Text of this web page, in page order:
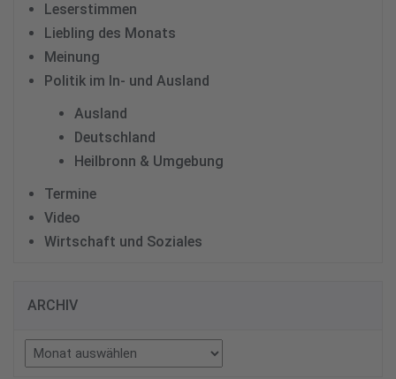
Leserstimmen
Liebling des Monats
Meinung
Politik im In- und Ausland
Ausland
Deutschland
Heilbronn & Umgebung
Termine
Video
Wirtschaft und Soziales
ARCHIV
Archiv